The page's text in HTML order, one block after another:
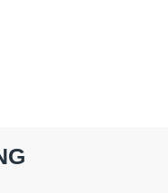
КРУПНЫМ ПЛАНОМ